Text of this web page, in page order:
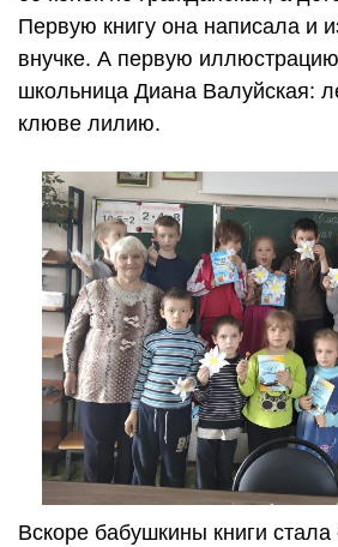
Первую книгу она написала и
внучке. А первую
школьница Диана Валуйская:
клюве лилию.
Вскоре бабушкины книги